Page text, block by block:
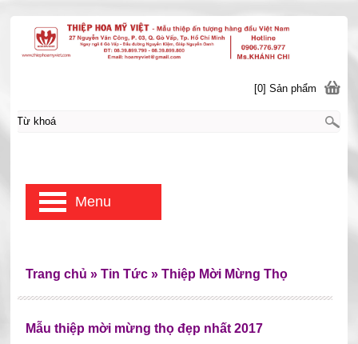
Mẫu thiệp mời mừng thọ đẹp nhất 2017
Trang chủ » Tin Tức » Thiệp Mời Mừng Thọ
[0] Sản phẩm
Menu